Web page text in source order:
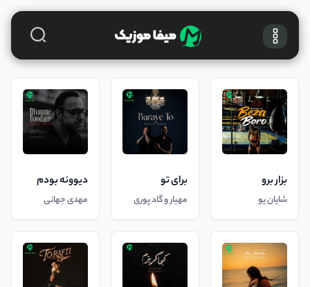
بزار برو
شایان یو
برای تو
مهیار و گاد پوری
دیوونه بودم
مهدی جهانی